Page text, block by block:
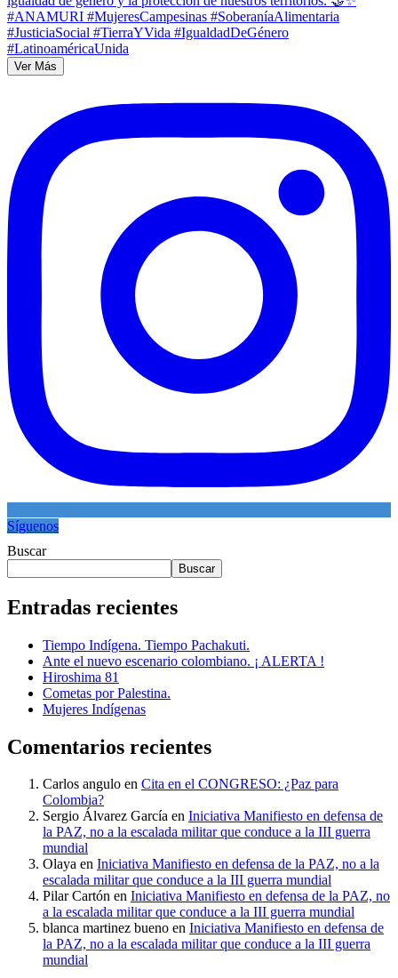
Ver Más
Síguenos
Buscar
Buscar
Entradas recientes
Tiempo Indígena. Tiempo Pachakuti.
Ante el nuevo escenario colombiano. ¡ ALERTA !
Hiroshima 81
Cometas por Palestina.
Mujeres Indígenas
Comentarios recientes
Carlos angulo en Cita en el CONGRESO: ¿Paz para
Colombia?
Sergio Álvarez García en Iniciativa Manifiesto en defensa de
la PAZ, no a la escalada militar que conduce a la III guerra
mundial
Olaya en Iniciativa Manifiesto en defensa de la PAZ, no a la
escalada militar que conduce a la III guerra mundial
Pilar Cartón en Iniciativa Manifiesto en defensa de la PAZ, no
a la escalada militar que conduce a la III guerra mundial
blanca martinez bueno en Iniciativa Manifiesto en defensa de
la PAZ, no a la escalada militar que conduce a la III guerra
mundial